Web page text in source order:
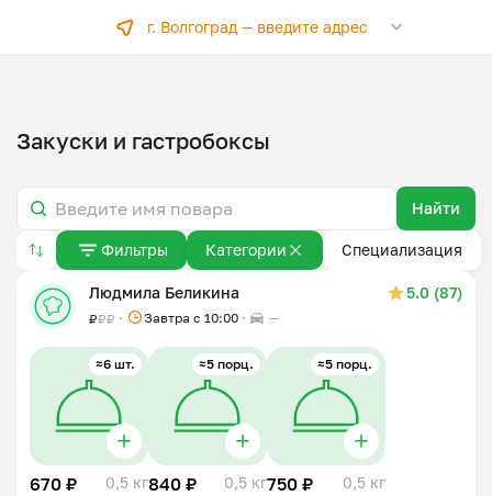
г. Волгоград —введите адрес
Закуски и гастробоксы
Найти
Фильтры Категории Специализация
Людмила Беликина 5.0 (87)
₽₽₽ Завтра c 10:00 —
≈6 шт.
670 ₽ 0,5 кг
≈5 порц.
840 ₽ 0,5 кг
≈5 порц.
750 ₽ 0,5 кг